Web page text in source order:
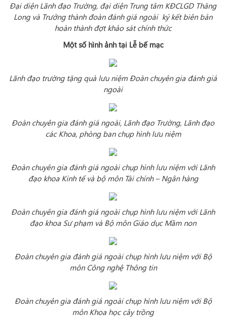
Đại diện Lãnh đạo Trường, đại diện Trung tâm KĐCLGD Thăng
Long và Trưởng thành đoàn đánh giá ngoài ký kết biên bản
hoàn thành đợt khảo sát chính thức
Một số hình ảnh tại Lễ bế mạc
Lãnh đạo trường tặng quà lưu niệm Đoàn chuyên gia đánh giá
ngoài
Đoàn chuyên gia đánh giá ngoài, Lãnh đạo Trường, Lãnh đạo
các Khoa, phòng ban chụp hình lưu niệm
Đoàn chuyên gia đánh giá ngoài chụp hình lưu niệm với Lãnh
đạo khoa Kinh tế và bộ môn Tài chính – Ngân hàng
Đoàn chuyên gia đánh giá ngoài chụp hình lưu niệm với Lãnh
đạo khoa Sư phạm và Bộ môn Giáo dục Mầm non
Đoàn chuyên gia đánh giá ngoài chụp hình lưu niệm với Bộ
môn Công nghệ Thông tin
Đoàn chuyên gia đánh giá ngoài chụp hình lưu niệm với Bộ
môn Khoa học cây trồng